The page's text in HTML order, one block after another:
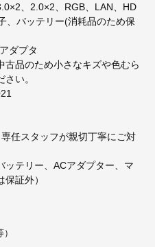
、2.0×2、RGB、LAN、HD
、バッテリー(消耗品のため保
ダプタ
古品のため小さなキズや色むら
い。
任スタッフが親切丁寧にご対
ッテリー、ACアダプター、マ
証外）